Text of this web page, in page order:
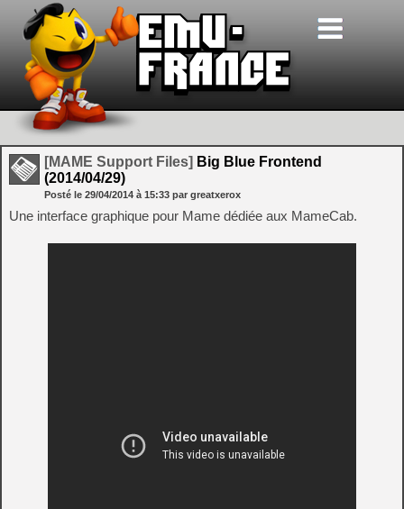
[MAME Support Files] Big Blue Frontend
(2014/04/29)
Posté le 29/04/2014 à 15:33 par greatxerox
Une interface graphique pour Mame dédiée aux MameCab.